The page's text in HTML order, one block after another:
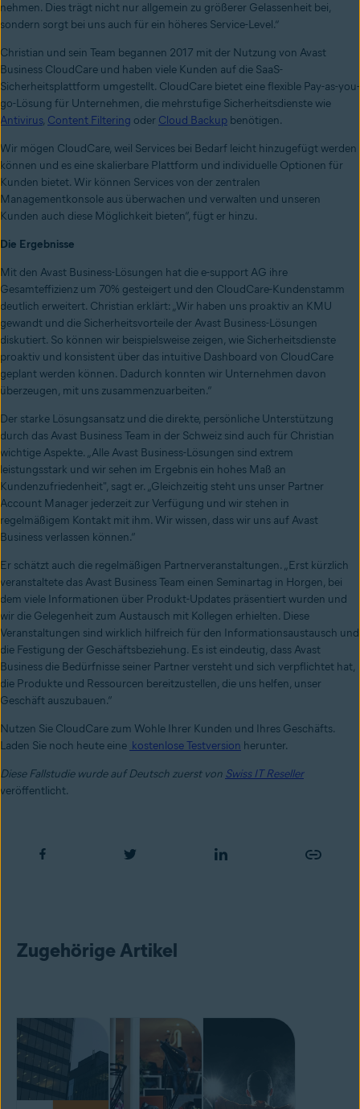
nehmen. Dies trägt nicht nur allgemein zu größerer Gelassenheit bei,
sondern sorgt bei uns auch für ein höheres Service-Level.”
Christian und sein Team begannen 2017 mit der Nutzung von Avast
Business CloudCare und haben viele Kunden auf die SaaS-
Sicherheitsplattform umgestellt. CloudCare bietet eine flexible Pay-as-you-
go-Lösung für Unternehmen, die mehrstufige Sicherheitsdienste wie
Antivirus, Content Filtering oder Cloud Backup benötigen.
Wir mögen CloudCare, weil Services bei Bedarf leicht hinzugefügt werden
können und es eine skalierbare Plattform und individuelle Optionen für
Kunden bietet. Wir können Services von der zentralen
Managementkonsole aus überwachen und verwalten und unseren
Kunden auch diese Möglichkeit bieten“, fügt er hinzu.
Die Ergebnisse
Mit den Avast Business-Lösungen hat die e-support AG ihre
Gesamteffizienz um 70% gesteigert und den CloudCare-Kundenstamm
deutlich erweitert. Christian erklärt: „Wir haben uns proaktiv an KMU
gewandt und die Sicherheitsvorteile der Avast Business-Lösungen
diskutiert. So können wir beispielsweise zeigen, wie Sicherheitsdienste
proaktiv und konsistent über das intuitive Dashboard von CloudCare
geplant werden können. Dadurch konnten wir Unternehmen davon
überzeugen, mit uns zusammenzuarbeiten.“
Der starke Lösungsansatz und die direkte, persönliche Unterstützung
durch das Avast Business Team in der Schweiz sind auch für Christian
wichtige Aspekte. „Alle Avast Business-Lösungen sind extrem
leistungsstark und wir sehen im Ergebnis ein hohes Maß an
Kundenzufriedenheit", sagt er. „Gleichzeitig steht uns unser Partner
Account Manager jederzeit zur Verfügung und wir stehen in
regelmäßigem Kontakt mit ihm. Wir wissen, dass wir uns auf Avast
Business verlassen können.“
Er schätzt auch die regelmäßigen Partnerveranstaltungen. „Erst kürzlich
veranstaltete das Avast Business Team einen Seminartag in Horgen, bei
dem viele Informationen über Produkt-Updates präsentiert wurden und
wir die Gelegenheit zum Austausch mit Kollegen erhielten. Diese
Veranstaltungen sind wirklich hilfreich für den Informationsaustausch und
die Festigung der Geschäftsbeziehung. Es ist eindeutig, dass Avast
Business die Bedürfnisse seiner Partner versteht und sich verpflichtet hat,
die Produkte und Ressourcen bereitzustellen, die uns helfen, unser
Geschäft auszubauen.“
Nutzen Sie CloudCare zum Wohle Ihrer Kunden und Ihres Geschäfts.
Laden Sie noch heute eine kostenlose Testversion herunter.
Diese Fallstudie wurde auf Deutsch zuerst von Swiss IT Reseller
veröffentlicht.
Zugehörige Artikel